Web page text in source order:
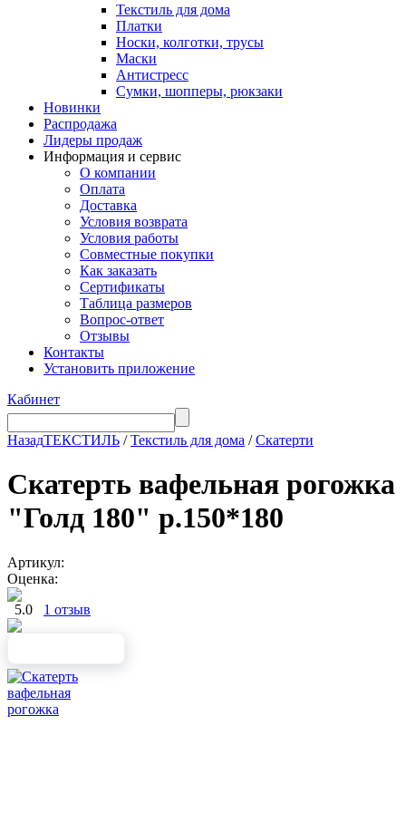
Текстиль для дома
Платки
Носки, колготки, трусы
Маски
Антистресс
Сумки, шопперы, рюкзаки
Новинки
Распродажа
Лидеры продаж
Информация и сервис
О компании
Оплата
Доставка
Условия возврата
Условия работы
Совместные покупки
Как заказать
Сертификаты
Таблица размеров
Вопрос-ответ
Отзывы
Контакты
Установить приложение
Кабинет
НазадТЕКСТИЛЬ /Текстиль для дома /Скатерти
Скатерть вафельная рогожка
"Голд 180" р.150*180
Артикул:
Оценка:
5.0
1 отзыв